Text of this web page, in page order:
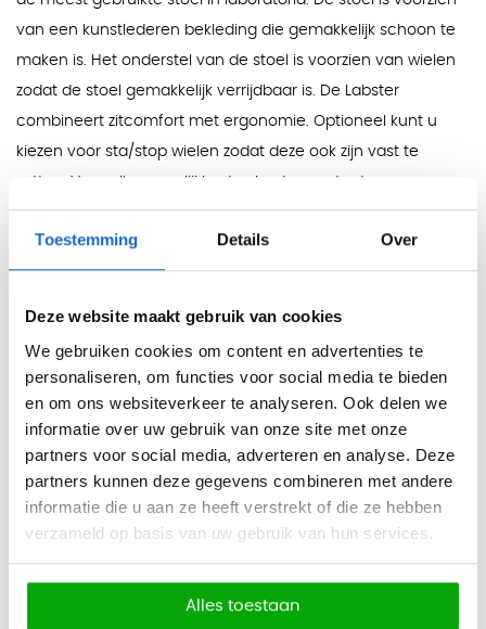
Toestemming Details Over
Deze website maakt gebruik van cookies
We gebruiken cookies om content en advertenties te
personaliseren, om functies voor social media te bieden
en om ons websiteverkeer te analyseren. Ook delen we
informatie over uw gebruik van onze site met onze
partners voor social media, adverteren en analyse. Deze
partners kunnen deze gegevens combineren met andere
informatie die u aan ze heeft verstrekt of die ze hebben
verzameld op basis van uw gebruik van hun services.
Alles toestaan
van een kunstlederen bekleding die gemakkelijk schoon te
maken is. Het onderstel van de stoel is voorzien van wielen
zodat de stoel gemakkelijk verrijdbaar is. De Labster
combineert zitcomfort met ergonomie. Optioneel kunt u
kiezen voor sta/stop wielen zodat deze ook zijn vast te
zetten. Voor alle mogelijkheden kunt u contact opnemen
met onze klantenservice.
- Kunstlederen bekleding
- Inclusief verrijdbaar onderstel
- Zeer gemakkelijk schoon te maken
Functies:
- Automotion-techniek
- Hoogteverstelling van de rugleuning
- Hoogte instelbaar 40-51cm